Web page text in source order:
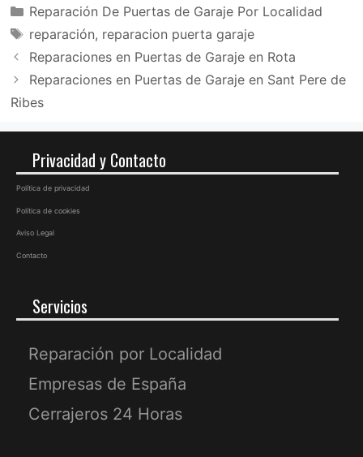
Categorías
Reparación De Puertas de Garaje Por Localidad
Etiquetas
reparación, reparacion puerta garaje
Reparaciones en Puertas de Garaje en Rota
Reparaciones en Puertas de Garaje en Sant Pere de
Ribes
Privacidad y Contacto
Política de privacidad
Política de cookies
Aviso Legal
Contacto
Servicios
Reparación por Localidad
Empresas de España
Cerrajeros 24 Horas